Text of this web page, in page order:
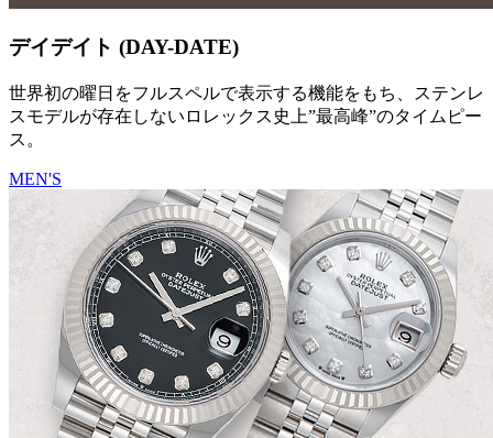
デイデイト (DAY-DATE)
世界初の曜日をフルスペルで表示する機能をもち、ステンレ
スモデルが存在しないロレックス史上”最高峰”のタイムピー
ス。
MEN'S